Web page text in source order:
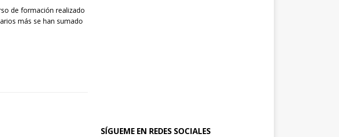
de formación realizado
más se han sumado
SÍGUEME EN REDES SOCIALES